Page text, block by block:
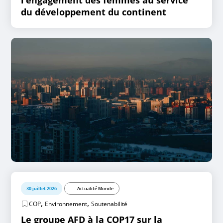
du développement du continent
30 juillet 2026 Actualité Monde
COP, Environnement,Soutenabilité
Le groupe AFD à la COP17 sur la